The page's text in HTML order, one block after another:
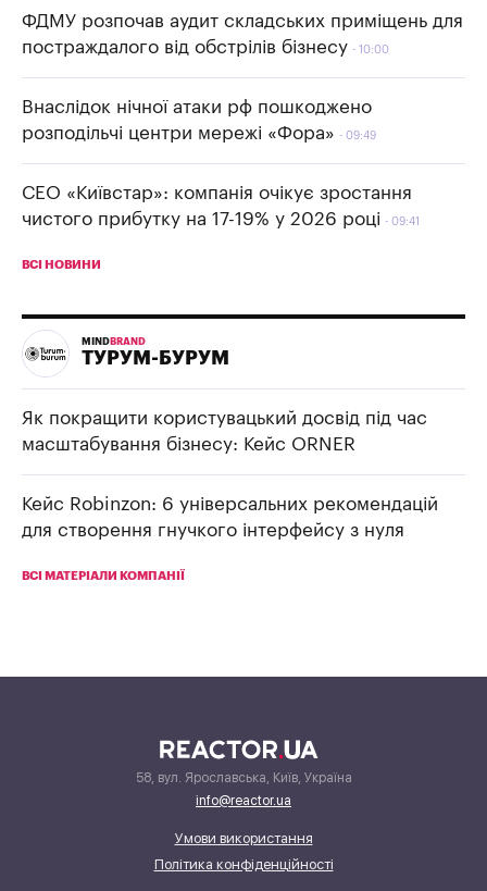
ФДМУ розпочав аудит складських приміщень для
постраждалого від обстрілів бізнесу
10:00
Внаслідок нічної атаки рф пошкоджено
розподільчі центри мережі «Фора»
09:49
СЕО «Київстар»: компанія очікує зростання
чистого прибутку на 17-19% у 2026 році
09:41
ВСІ НОВИНИ
MIND BRAND
ТУРУМ-БУРУМ
Як покращити користувацький досвід під час
масштабування бізнесу: Кейс ORNER
Кейс Robinzon: 6 універсальних рекомендацій
для створення гнучкого інтерфейсу з нуля
ВСІ МАТЕРІАЛИ КОМПАНІЇ
58, вул. Ярославська, Київ, Україна
info@reactor.ua
Умови використання
Політика конфіденційності